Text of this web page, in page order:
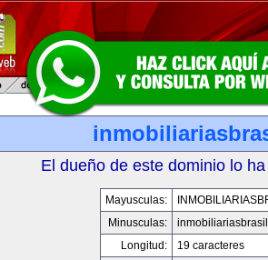
El dueño de este dominio lo
Mayusculas:
Minusculas:
Longitud:
19 caracteres